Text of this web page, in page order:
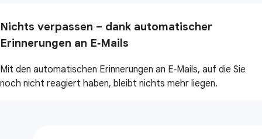
Nichts verpassen – dank automatischer
Erinnerungen an E‑Mails
Mit den automatischen Erinnerungen an E‑Mails, auf die Sie
noch nicht reagiert haben, bleibt nichts mehr liegen.